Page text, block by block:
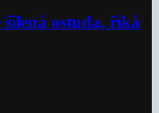
šílená ostuda, říká